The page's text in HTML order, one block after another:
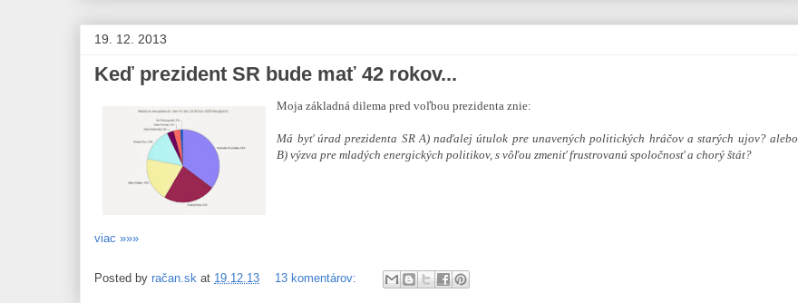
19. 12. 2013
Keď prezident SR bude mať 42 rokov...
Moja základná dilema pred voľbou prezidenta znie:
Má byť úrad prezidenta SR A) naďalej útulok pre unavených politických hráčov a starých ujov? alebo
B) výzva pre mladých energických politikov, s vôľou zmeniť frustrovanú spoločnosť a chorý štát?
viac »»»
Posted by račan.sk at 19.12.13 13 komentárov: